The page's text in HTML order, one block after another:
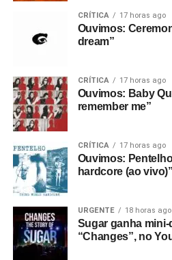
CRÍTICA 17 horas ago
Ouvimos:
dream”
CRÍTICA 17 horas ago
Ouvimos: Baby
remember me”
CRÍTICA 17 horas ago
Ouvimos:
hardcore (ao vivo)”
URGENTE 18 horas ago
Sugar ganha
“Changes”, no